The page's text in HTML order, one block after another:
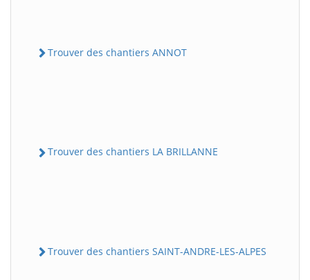
Trouver des chantiers ANNOT
Trouver des chantiers LA BRILLANNE
Trouver des chantiers SAINT-ANDRE-LES-ALPES